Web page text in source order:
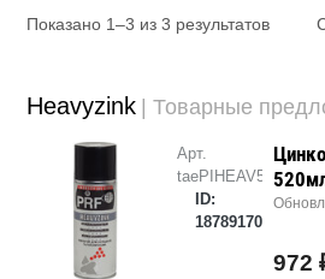
Показано 1–3 из 3 результатов
Heavyzink | Товарные
Арт.
taePIHEAV52
ID:
18789170
972